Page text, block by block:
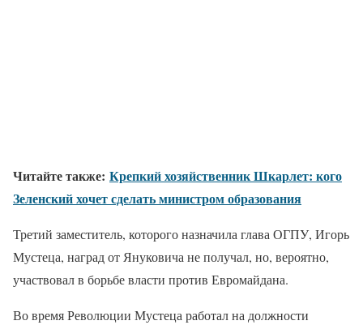
Читайте также: Крепкий хозяйственник Шкарлет: кого
Зеленский хочет сделать министром образования
Третий заместитель, которого назначила глава ОГПУ, Игорь
Мустеца, наград от Януковича не получал, но, вероятно,
участвовал в борьбе власти против Евромайдана.
Во время Революции Мустеца работал на должности